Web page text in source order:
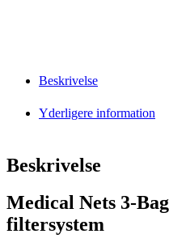
Beskrivelse
Yderligere information
Beskrivelse
Medical Nets 3-
filtersystem